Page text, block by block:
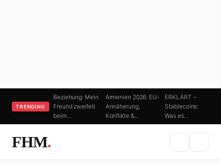
TRENDING
Beziehung: Mein
Freund zweifelt
beim…
Armenien 2026: EU-
Annäherung,
Konflikte &…
ERKLÄRT –
Stablecoins:
Was es…
FHM.